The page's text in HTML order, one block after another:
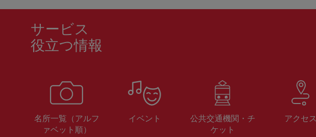
サービス
役立つ情報
名所一覧（アルフ
ァベット順）
イベント
公共交通機関・チ
ケット
アクセス